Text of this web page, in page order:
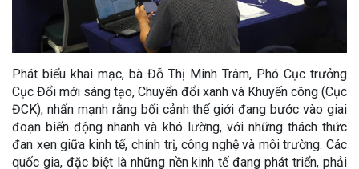
Phát biểu khai mạc, bà Đỗ Thị Minh Trâm, Phó Cục trưởng
Cục Đổi mới sáng tạo, Chuyển đổi xanh và Khuyến công (Cục
ĐCK), nhấn mạnh rằng bối cảnh thế giới đang bước vào giai
đoạn biến động nhanh và khó lường, với những thách thức
đan xen giữa kinh tế, chính trị, công nghệ và môi trường. Các
quốc gia, đặc biệt là những nền kinh tế đang phát triển, phải